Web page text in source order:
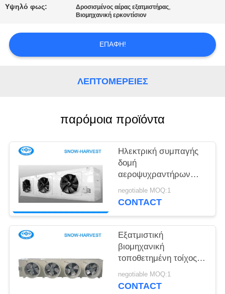
ΖΗΤΉΣΤΕ
ΑΠΌΣΠΑΣΜΑ
SITEMAP
PRIVACY
POLICY
Υψηλό φως: Δροσισμένος αέρας εξατμιστήρας,
Βιομηχανική ερκοντίσιον
ΕΠΑΦΉ!
ΛΕΠΤΟΜΈΡΕΙΕΣ
παρόμοια προϊόντα
Ηλεκτρική συμπαγής
δομή
αεροψυχραντήρων
κρύων δωματίων με
τον εξωτερικό
negotiable MOQ:1
CONTACT
Εξατμιστική
βιομηχανική
τοποθετημένη τοίχος
χαμηλής ισχύος
κατανάλωση
negotiable MOQ:1
CONTACT